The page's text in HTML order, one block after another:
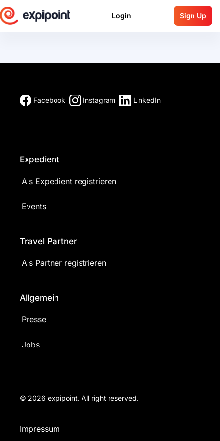
Login Sign Up
Facebook Instagram LinkedIn
Expedient
Als Expedient registrieren
Events
Travel Partner
Als Partner registrieren
Allgemein
Presse
Jobs
© 2026 expipoint. All right reserved.
Impressum